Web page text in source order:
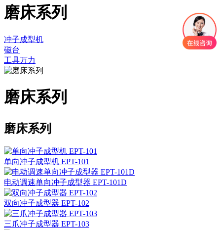
磨床系列
冲子成型机
磁台
工具万力
磨床系列
磨床系列
单向冲子成型机 EPT-101
电动调速单向冲子成型器 EPT-101D
双向冲子成型器 EPT-102
三爪冲子成型器 EPT-103